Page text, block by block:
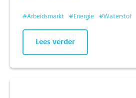
#Arbeidsmarkt #Energie #Waterstof
Lees verder